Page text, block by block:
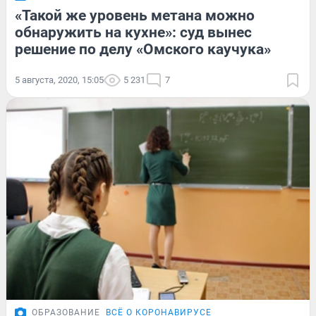
«Такой же уровень метана можно
обнаружить на кухне»: суд вынес
решение по делу «Омского каучука»
5 августа, 2020, 15:05 5 231 7
ОБРАЗОВАНИЕ ВСЁ О КОРОНАВИРУСЕ